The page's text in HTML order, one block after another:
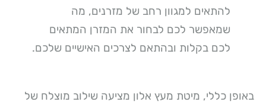
להתאים למגוון רחב של מזרנים, מה
שמאפשר לכם לבחור את המזרן המתאים
לכם בקלות ובהתאם לצרכים האישיים שלכם.
באופן כללי, מיטת מעץ אלון מציעה שילוב מוצלח של